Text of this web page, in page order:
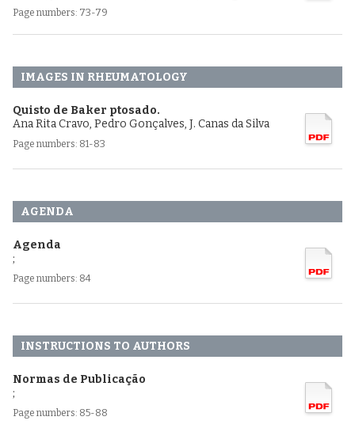
Page numbers: 73-79
IMAGES IN RHEUMATOLOGY
Quisto de Baker ptosado.
Ana Rita Cravo, Pedro Gonçalves, J. Canas da Silva
Page numbers: 81-83
AGENDA
Agenda
;
Page numbers: 84
INSTRUCTIONS TO AUTHORS
Normas de Publicação
;
Page numbers: 85-88